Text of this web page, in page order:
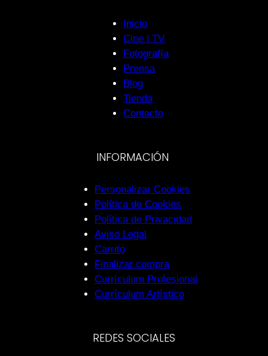
Inicio
Cine | TV
Fotografía
Prensa
Blog
Tienda
Contacto
INFORMACIÓN
Personalizar Cookies
Política de Cookies
Política de Privacidad
Aviso Legal
Carrito
Finalizar compra
Currículum Profesional
Currículum Artístico
REDES SOCIALES